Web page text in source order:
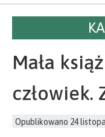
Mała
człowiek.
Opublikowano 24